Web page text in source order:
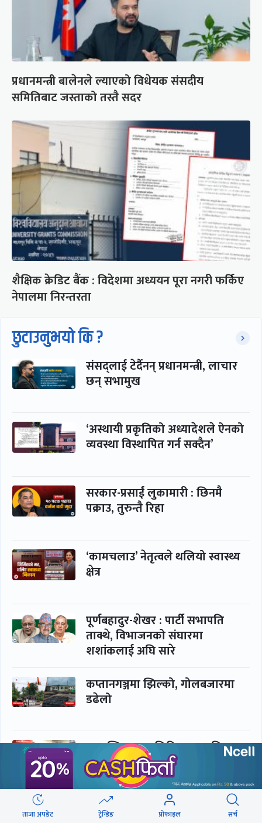
प्रधानमन्त्री बालेनले ल्याएको विधेयक संसदीय
समितिबाट जस्ताको तस्तै सदर
शैक्षिक क्रेडिट बैंक : विदेशमा अध्ययन पूरा नगरी फर्किए
नेपालमा निरन्तरता
छुटाउनुभयो कि ?
संसद्लाई टेर्दैनन् प्रधानमन्त्री, लाचार
छन् सभामुख
‘अस्थायी प्रकृतिको अध्यादेशले ऐनको
व्यवस्था विस्थापित गर्न सक्दैन’
सरकार-प्रसाईं लुकामारी : छिनमै
पक्राउ, तुरुन्तै रिहा
‘कामचलाउ’ नेतृत्वले थलियो स्वास्थ्य
क्षेत्र
पूर्णबहादुर-शेखर : पार्टी सभापति
ताक्थे, विभाजनको संघारमा
शशांकलाई अघि सारे
कप्तानगञ्जमा झिल्को, गोलबजारमा
डढेलो
आकस्मिक कक्ष चिकित्सकमाथि
हातपातको ‘हटस्पट’
नपढी ‘पास’, नपढाइ ‘गुणस्तर’
ताजा अपडेट ट्रेन्डिङ प्रोफाइल सर्च